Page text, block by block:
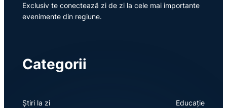
Exclusiv te conectează zi de zi la cele mai importante
evenimente din regiune.
Categorii
Știri la zi Educație